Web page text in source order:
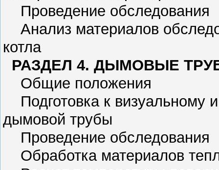
Проведение обследования
Анализ материалов
котла
РАЗДЕЛ 4. ДЫМОВЫЕ
Общие положения
Подготовка к визуальному
дымовой трубы
Проведение обследования
Обработка материалов